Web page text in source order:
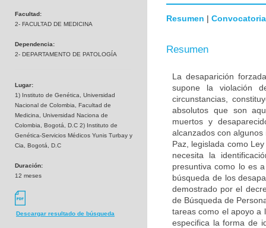
Facultad:
2- FACULTAD DE MEDICINA
Dependencia:
2- DEPARTAMENTO DE PATOLOGÍA
Lugar:
1) Instituto de Genética, Universidad
Nacional de Colombia, Facultad de
Medicina, Universidad Naciona de
Colombia, Bogotá, D.C 2) Instituto de
Genética-Servicios Médicos Yunis Turbay y
Cia, Bogotá, D.C
Duración:
12 meses
Descargar resultado de búsqueda
Resumen | Convocatoria
Resumen
La desaparición
supone la violación
circunstancias,
absolutos que son
muertos y
alcanzados con
Paz, legislada como
necesita la
presuntiva como lo es
búsqueda de los
demostrado por el
de Búsqueda de
tareas como el apoyo a
especifica la forma de